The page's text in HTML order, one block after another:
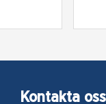
Kontakta oss